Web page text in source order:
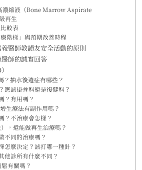
濃縮液（Bone Marrow Aspirate
再生
較表
階梯」與預期改善時程
醫師教韻友安全活動的原則
師的誠實回答
？抽水後遺症有哪些？
應該掛骨科還是復健科？
？有用嗎？
生療法有副作用嗎？
？不治療會怎樣？
，還能做再生治療嗎？
不同的治療嗎？
怎麼決定？該打哪一種針？
他診所有什麼不同？
有關嗎？